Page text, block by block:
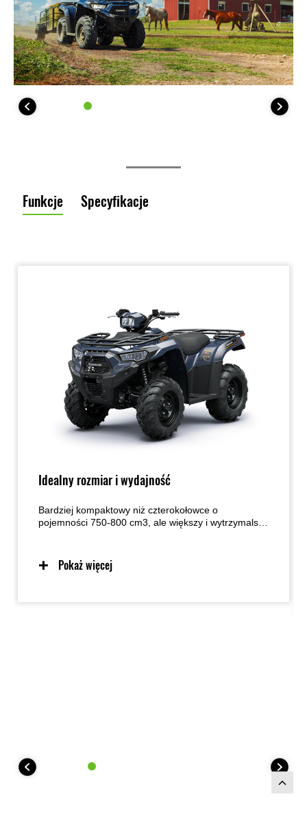
Funkcje Specyfikacje
Idealny rozmiar i wydajność
Bardziej kompaktowy niż czterokołowce o
pojemności 750-800 cm3, ale większy i wytrzymalszy
tymi dwoma modelami, oferując jednocześnie
wystarczające osiągi i pełen zestaw funkcji, dzięki
Pokaż więcej